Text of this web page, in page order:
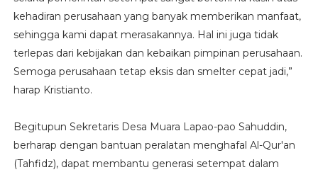
kehadiran perusahaan yang banyak memberikan manfaat,
sehingga kami dapat merasakannya. Hal ini juga tidak
terlepas dari kebijakan dan kebaikan pimpinan perusahaan.
Semoga perusahaan tetap eksis dan smelter cepat jadi,”
harap Kristianto.
Begitupun Sekretaris Desa Muara Lapao-pao Sahuddin,
berharap dengan bantuan peralatan menghafal Al-Qur'an
(Tahfidz), dapat membantu generasi setempat dalam